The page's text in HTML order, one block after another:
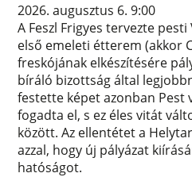
2026. augusztus 6. 9:00
A Feszl Frigyes tervezte
első emeleti étterem (akkor
freskójának elkészítésére
bíráló bizottság által
festette képet azonban Pest
fogadta el, s ez éles vitát
között. Az ellentétet a
azzal, hogy új pályázat
hatóságot.